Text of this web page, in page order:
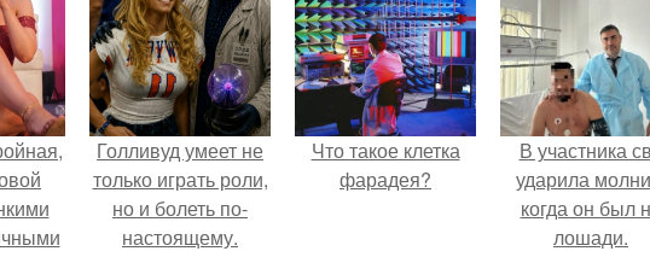
Голливуд умеет не
только играть роли,
но и болеть по-
настоящему.
Что такое клетка
фарадея?
В участника
ударила
когда он был
лошади.